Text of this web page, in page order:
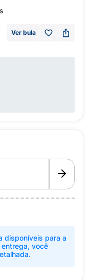
Ver bula
disponíveis para a
você